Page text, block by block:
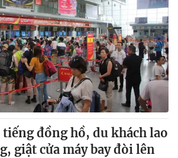
đồng hồ, du khách lao
giật cửa máy bay đòi lên